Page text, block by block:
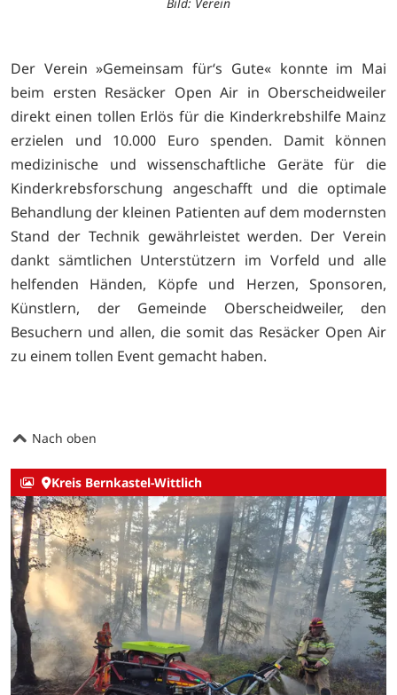
Der Verein »Gemeinsam für‘s Gute« konnte im Mai
beim ersten Resäcker Open Air in Oberscheidweiler
direkt einen tollen Erlös für die Kinderkrebshilfe Mainz
erzielen und 10.000 Euro spenden. Damit können
medizinische und wissenschaftliche Geräte für die
Kinderkrebsforschung angeschafft und die optimale
Behandlung der kleinen Patienten auf dem modernsten
Stand der Technik gewährleistet werden. Der Verein
dankt sämtlichen Unterstützern im Vorfeld und alle
helfenden Händen, Köpfe und Herzen, Sponsoren,
Künstlern, der Gemeinde Oberscheidweiler, den
Besuchern und allen, die somit das Resäcker Open Air
zu einem tollen Event gemacht haben.
Nach oben
Kreis Bernkastel-Wittlich